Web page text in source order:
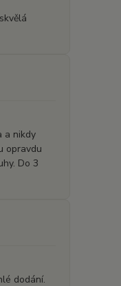
a nikdy
opravdu
Do 3
dodání.